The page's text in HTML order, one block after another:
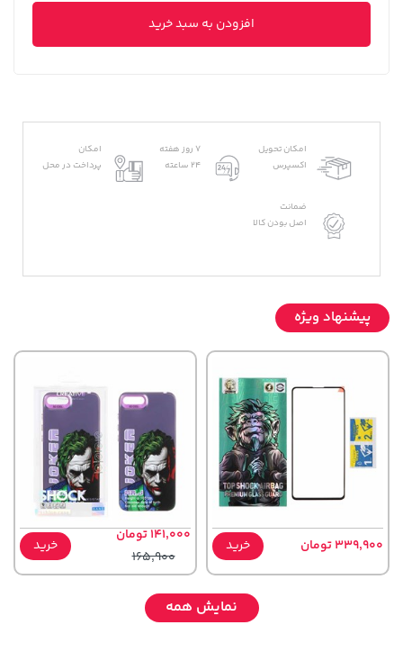
افزودن به سبد خرید
امکان تحویل
اکسپرس
7 روز هفته
24 ساعته
امکان
پرداخت در محل
ضمانت
اصل بودن کالا
پیشنهاد ویژه
339,900 تومان خرید
141,000 تومان
165,900
خرید
نمایش همه